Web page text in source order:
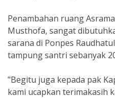
Penambahan ruang
Musthofa, sangat
sarana di Ponpes
tampung santri sebanyak
"Begitu juga kepada pak
kami ucapkan terimakasih